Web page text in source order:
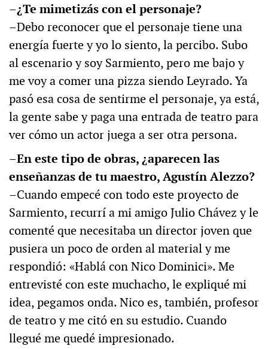
–¿Te mimetizás con el personaje?
–Debo reconocer que el personaje tiene una
energía fuerte y yo lo siento, la percibo. Subo
al escenario y soy Sarmiento, pero me bajo y
me voy a comer una pizza siendo Leyrado. Ya
pasó esa cosa de sentirme el personaje, ya está,
la gente sabe y paga una entrada de teatro para
ver cómo un actor juega a ser otra persona.
–En este tipo de obras, ¿aparecen las
enseñanzas de tu maestro, Agustín Alezzo?
–Cuando empecé con todo este proyecto de
Sarmiento, recurrí a mi amigo Julio Chávez y le
comenté que necesitaba un director joven que
pusiera un poco de orden al material y me
respondió: «Hablá con Nico Dominici». Me
entrevisté con este muchacho, le expliqué mi
idea, pegamos onda. Nico es, también, profesor
de teatro y me citó en su estudio. Cuando
llegué me quedé impresionado.